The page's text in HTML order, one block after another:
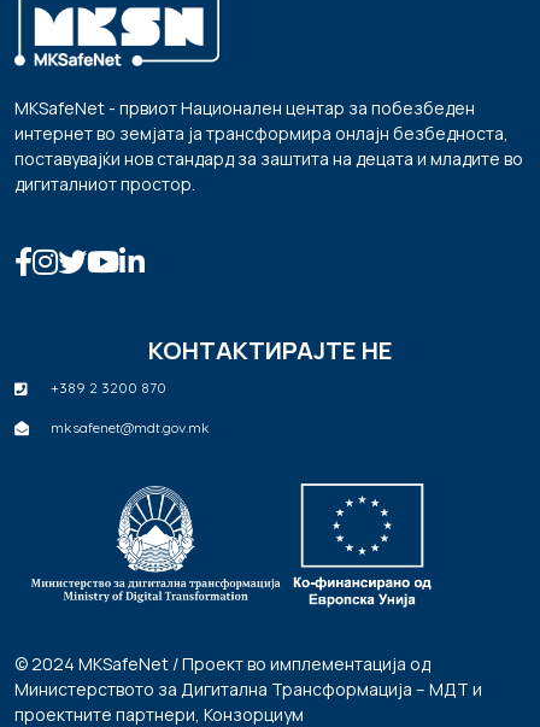
MKSafeNet - првиот Национален центар за побезбеден
интернет во земјата ја трансформира онлајн безбедноста,
поставувајќи нов стандард за заштита на децата и младите во
дигиталниот простор.
КОНТАКТИРАЈТЕ НЕ
+389 2 3200 870
mksafenet@mdt.gov.mk
© 2024 MKSafeNet / Проект во имплементација од
Министерството за Дигитална Трансформација – МДТ и
проектните партнери, Конзорциум